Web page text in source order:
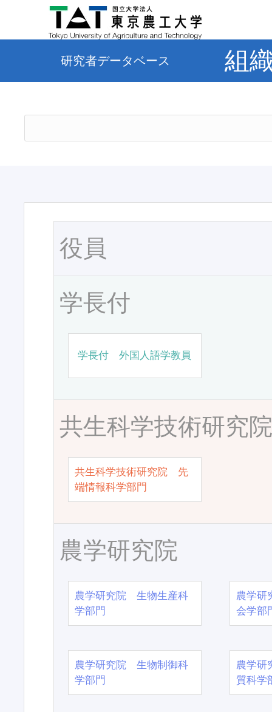
研究者データベース 組
役員
学長付
学長付 外国人語学教員
共生科学技術研究
共生科学技術研究院 先
端情報科学部門
農学研究院
農学研究院 生物生産科
学部門
農学
会学部
農学研究院 生物制御科
学部門
農学
質科学